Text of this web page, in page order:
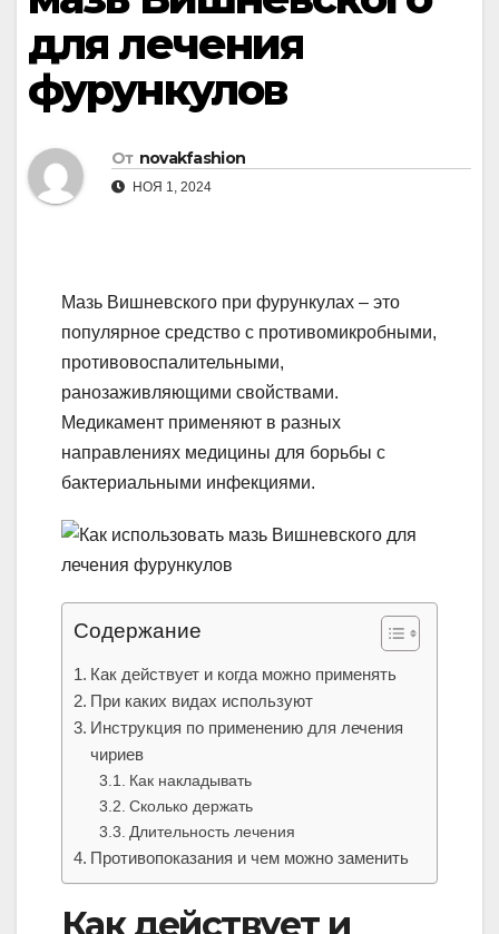
для лечения
фурункулов
От novakfashion
НОЯ 1, 2024
Мазь Вишневского при фурункулах – это
популярное средство с противомикробными,
противовоспалительными,
ранозаживляющими свойствами.
Медикамент применяют в разных
направлениях медицины для борьбы с
бактериальными инфекциями.
Содержание
Как действует и когда можно применять
При каких видах используют
Инструкция по применению для лечения
чириев
Как накладывать
Сколько держать
Длительность лечения
Противопоказания и чем можно заменить
Как действует и